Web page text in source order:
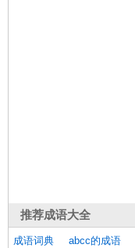
推荐成语大全
成语词典 abcc的成语